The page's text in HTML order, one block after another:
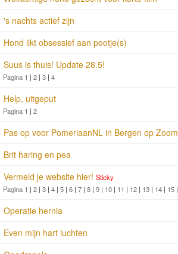
's nachts actief zijn
Hond likt obsessief aan pootje(s)
Suus is thuis! Update 28.5!
Pagina 1 | 2 | 3 | 4
Help, uitgeput
Pagina 1 | 2
Pas op voor PomeriaanNL in Bergen op Zoom
Brit haring en pea
Vermeld je website hier! Sticky
Pagina 1 | 2 | 3 | 4 | 5 | 6 | 7 | 8 | 9 | 10 | 11 | 12 | 13 | 14 | 15 |
Operatie hernia
Even mijn hart luchten